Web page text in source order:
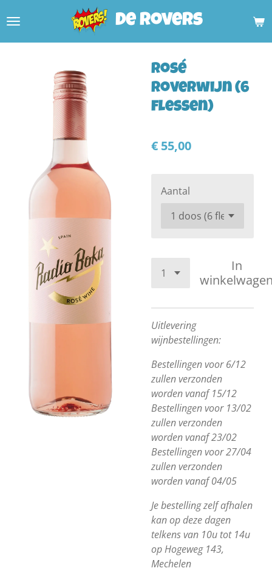
direct
naar
hoofdinhoud
De rovers
Rosé
Roverwijn (6
flessen)
€ 55,00
Aantal
In
Uitlevering
wijnbestellingen:
Bestellingen voor 6/12
zullen verzonden
worden vanaf 15/12
Bestellingen voor 13/02
zullen verzonden
worden vanaf 23/02
Bestellingen voor 27/04
zullen verzonden
worden vanaf 04/05
Je bestelling zelf afhalen
kan op deze dagen
telkens van 10u tot 14u
op Hogeweg 143,
Mechelen